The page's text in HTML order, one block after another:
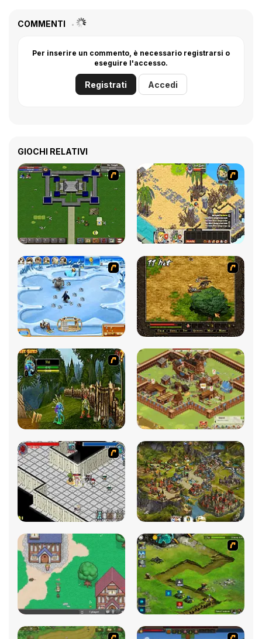
COMMENTI
Per inserire un commento, è necessario registrarsi o
eseguire l'accesso.
Registrati Accedi
GIOCHI RELATIVI